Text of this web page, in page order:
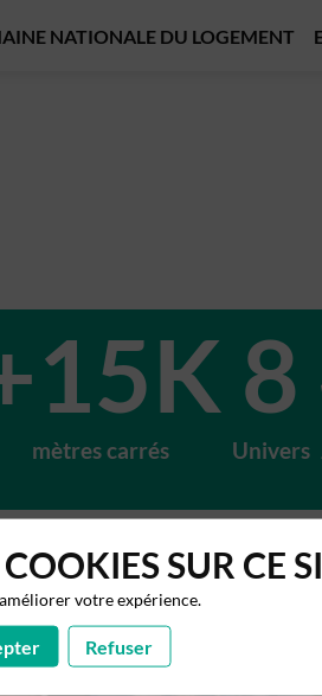
NATIONALE DU LOGEMENT
mètres carrés
8
Univers
SUR CE
votre expérience.
Refuser